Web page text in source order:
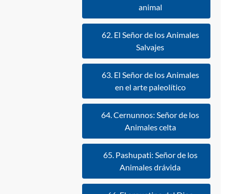
animal
62. El Señor de los Animales
Salvajes
63. El Señor de los Animales
en el arte paleolítico
64. Cernunnos: Señor de los
Animales celta
65. Pashupati: Señor de los
Animales drávida